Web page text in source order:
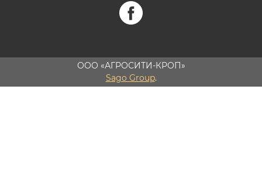
ООО «АГРОСИТИ-КРОП»
Sago Group.